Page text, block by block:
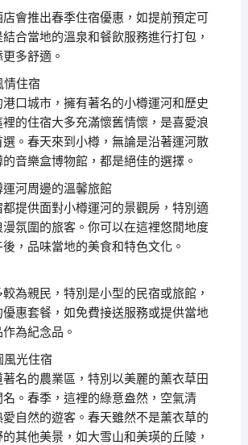
會推出春季住宿優惠，如提前預定可
合當地的溫泉和餐飲服務進行打包，
多舒適。
情住宿
口城市，擁有著名的小樽運河和歷史
的住宿大多充滿懷舊情懷，是喜愛浪
。春天來到小樽，無論是沿著運河散
音樂盒博物館，都是絕佳的選擇。
河周邊的溫馨旅館
提供面對小樽運河的景觀房，特別適
氛圍的旅客。你可以在這裡悠閒地度
，品味當地的美食和特色文化。
為親民，特別是小型的民宿或旅館，
惠套餐，如免費接送服務或提供當地
為紀念品。
風光住宿
名的農業區，特別以美麗的薰衣草田
。春季，這裡的綠意盎然，空氣清
自然的遊客。春天雖然不是薰衣草的
其他美景，如大雪山和美瑛的丘陵，